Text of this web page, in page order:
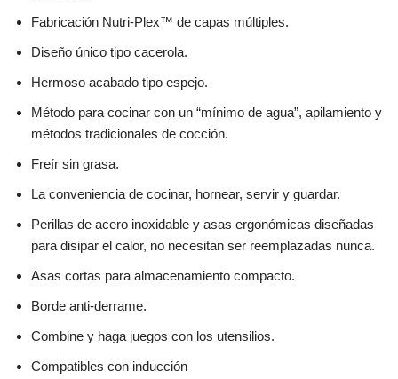
Fabricación Nutri-Plex™ de capas múltiples.
Diseño único tipo cacerola.
Hermoso acabado tipo espejo.
Método para cocinar con un “mínimo de agua”, apilamiento y
métodos tradicionales de cocción.
Freír sin grasa.
La conveniencia de cocinar, hornear, servir y guardar.
Perillas de acero inoxidable y asas ergonómicas diseñadas
para disipar el calor, no necesitan ser reemplazadas nunca.
Asas cortas para almacenamiento compacto.
Borde anti-derrame.
Combine y haga juegos con los utensilios.
Compatibles con inducción